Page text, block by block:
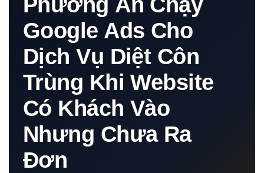
Google Ads Cho
Dịch Vụ Diệt Côn
Trùng Khi Website
Có Khách Vào
Nhưng Chưa Ra
Đơn